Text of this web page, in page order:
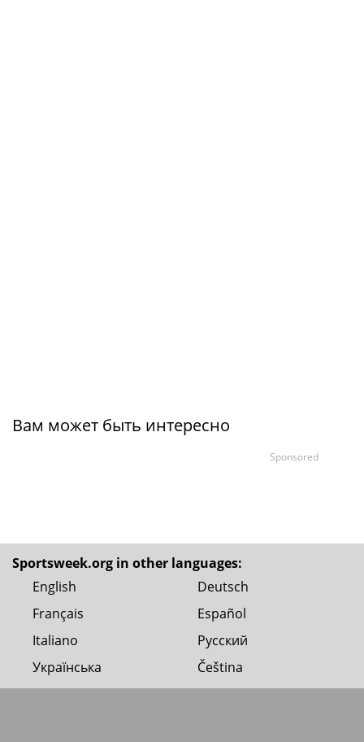
Вам может быть интересно
Sponsored
Sportsweek.org in other languages:
English
Deutsch
Français
Español
Italiano
Русский
Українська
Čeština